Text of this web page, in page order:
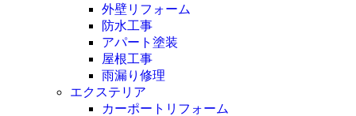
外壁リフォーム
防水工事
アパート塗装
屋根工事
雨漏り修理
エクステリア
カーポートリフォーム